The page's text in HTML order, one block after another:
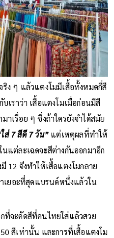
ริง ๆ แล้วแตงโมมีเสื้อทั้งหมดกี่สี
เราว่า เสื้อแตงโมเมื่อก่อนมีสี
าเรื่อย ๆ ซึ่งถ้าใครยังจำได้สมัย
ใส่ 7 สีดี 7 วัน” แต่เหตุผลที่ทำให้
นแต่ละเฉดจะสีต่างกันออกมาอีก
12 จึงทำให้เสื้อแตงโมกลาย
เยอะที่สุดแบรนด์หนึ่งแล้วใน
ที่จะคัดสีที่คนไทยใส่แล้วสวย
สีเท่านั้น และการที่เสื้อแตงโม